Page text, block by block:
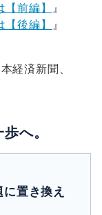
前編】
』
後編】 』
経済新聞、
へ。
置き換え